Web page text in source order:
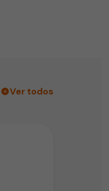
Ver todos